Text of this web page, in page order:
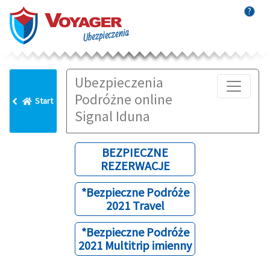
?
Start
Ubezpieczenia
Podróżne online
Signal Iduna
BEZPIECZNE
REZERWACJE
*Bezpieczne Podróże
2021 Travel
*Bezpieczne Podróże
2021 Multitrip imienny